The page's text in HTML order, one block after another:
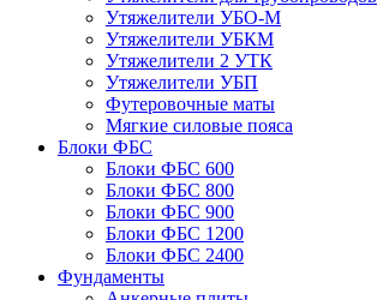
Утяжелители УБО-М
Утяжелители УБКМ
Утяжелители 2 УТК
Утяжелители УБП
Футеровочные маты
Мягкие силовые пояса
Блоки ФБС
Блоки ФБС 600
Блоки ФБС 800
Блоки ФБС 900
Блоки ФБС 1200
Блоки ФБС 2400
Фундаменты